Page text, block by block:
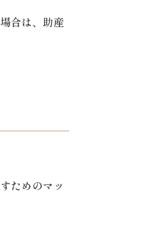
合は、助産
ためのマッ